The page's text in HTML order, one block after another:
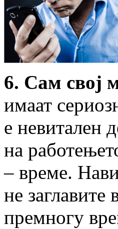
6. Сам свој
имаат
е невитален
на
– време.
не
премногу